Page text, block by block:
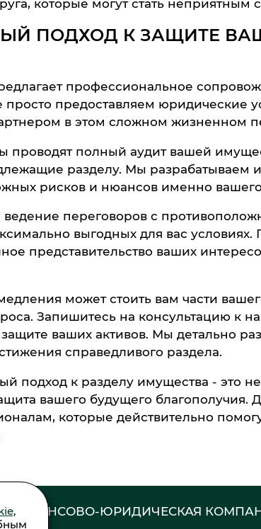
которые могут стать
ПОДХОД К ЗАЩИТЕ
профессиональное
просто предоставляем юридические
в этом сложном жизненном
проводят полный аудит вашей
разделу. Мы разрабатываем
рисков и нюансов именно вашего
переговоров с
выгодных для вас
представительство ваших
может стоить вам части
Запишитесь на консультацию к
ваших активов. Мы детально
справедливого раздела.
подход к разделу имущества - это
вашего будущего благополучия.
которые действительно
ФИНАНСОВО-ЮРИДИЧЕСКАЯ
,